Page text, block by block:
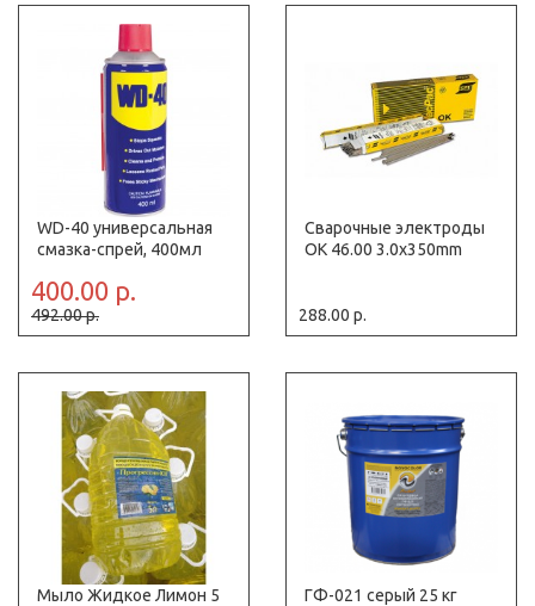
WD-40 универсальная
смазка-спрей, 400мл
400.00 р.
492.00 р.
Сварочные электроды
OK 46.00 3.0x350mm
288.00 р.
Мыло Жидкое Лимон 5
ГФ-021 серый 25 кг